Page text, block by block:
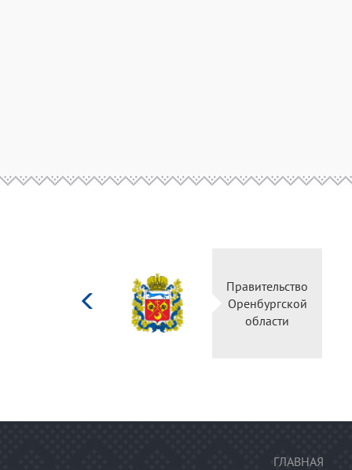
Министерство
культуры
Российской
федерации
ГЛАВНАЯ